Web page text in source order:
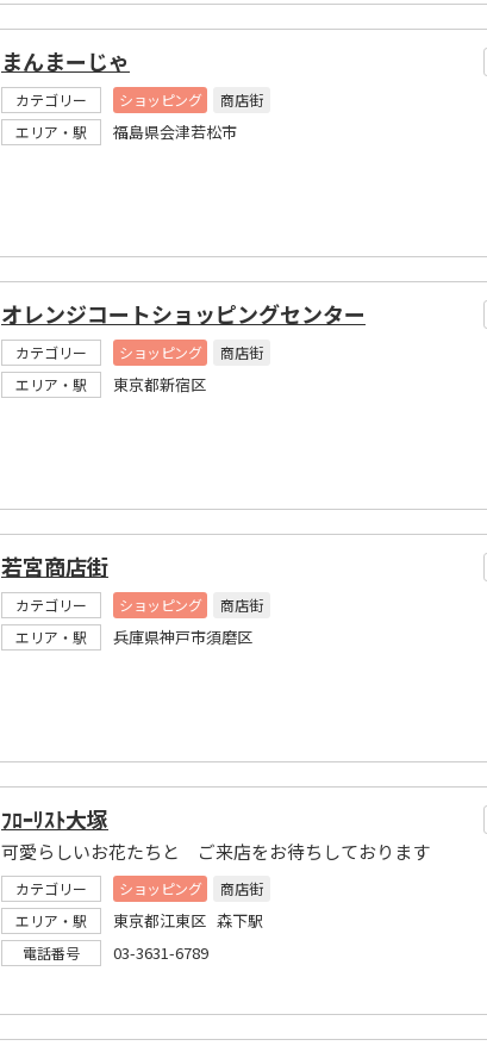
まんまーじゃ
カテゴリー ショッピング
商店街
エリア・駅
福島県会津若松市
オレンジコートショッピングセンター
カテゴリー ショッピング
商店街
エリア・駅
東京都新宿区
若宮商店街
カテゴリー ショッピング
商店街
エリア・駅
兵庫県神戸市須磨区
ﾌﾛｰﾘｽﾄ大塚
可愛らしいお花たちと ご来店をお待ちしております
カテゴリー ショッピング
商店街
エリア・駅
東京都江東区 森下駅
電話番号 03-3631-6789